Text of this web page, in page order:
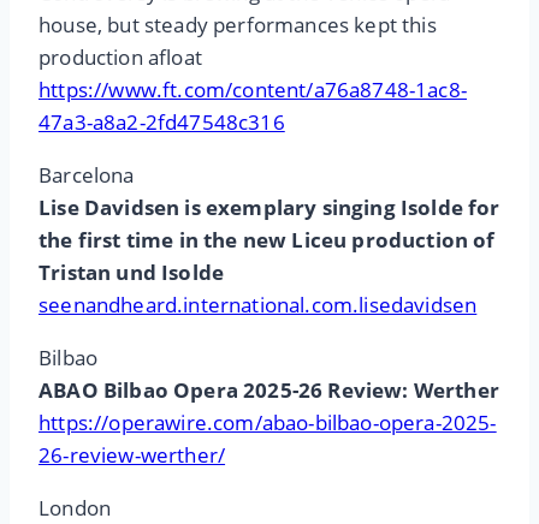
house, but steady performances kept this
production afloat
https://www.ft.com/content/a76a8748-1ac8-
47a3-a8a2-2fd47548c316
Barcelona
Lise Davidsen is exemplary singing Isolde for
the first time in the new Liceu production of
Tristan und Isolde
seenandheard.international.com.lisedavidsen
Bilbao
ABAO Bilbao Opera 2025-26 Review: Werther
https://operawire.com/abao-bilbao-opera-2025-
26-review-werther/
London